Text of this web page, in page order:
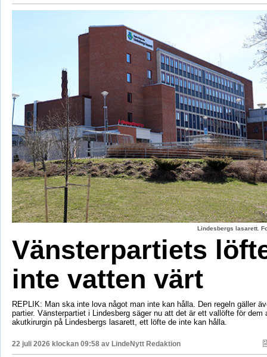
Lindesbergs lasarett.
Vänsterpartiets
inte vatten värt
REPLIK: Man ska inte lova något man inte kan hålla. Den regeln gäller
partier. Vänsterpartiet i Lindesberg säger nu att det är ett vallöfte för dem
akutkirurgin på Lindesbergs lasarett, ett löfte de inte kan hålla.
22 juli 2026 klockan 09:58 av LindeNytt Redaktion